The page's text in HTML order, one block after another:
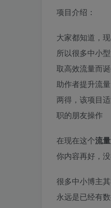
项目介绍：
大家都知道，
所以很多中小
取高效流量而
助作者提升流
两得，该项目
职的朋友操作
在现在这个流
你内容再好，
很多中小博主
永远是已经有